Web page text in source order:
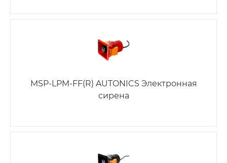
MSP-LPM-FF(R) AUTONICS Электронная
сирена